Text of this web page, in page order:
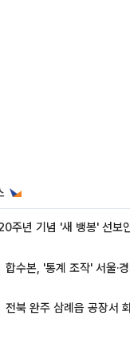
합수본, '통계 조작' 서울·경기·충북 선관위 등
전북 완주 삼례읍 공장서